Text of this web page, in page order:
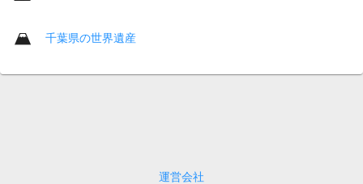
千葉県の世界遺産
運営会社